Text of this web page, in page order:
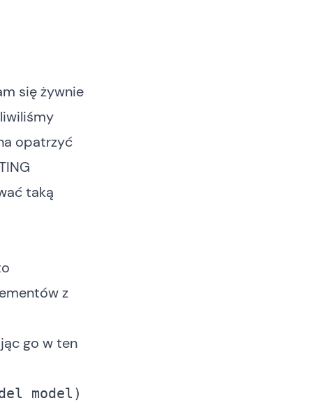
się żywnie
opatrzyć
taką
z
go w ten
model)